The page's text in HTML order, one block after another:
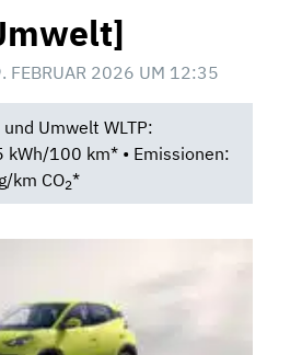
FEBRUAR 2026 UM 12:35
Umwelt WLTP:
100 km* • Emissionen:
km CO2*